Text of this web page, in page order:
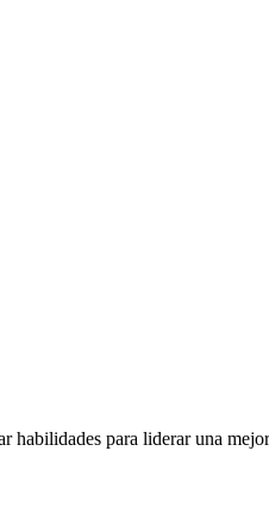
habilidades para liderar una